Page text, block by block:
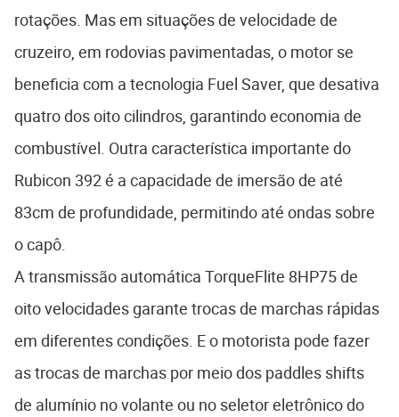
rotações. Mas em situações de velocidade de
cruzeiro, em rodovias pavimentadas, o motor se
beneficia com a tecnologia Fuel Saver, que desativa
quatro dos oito cilindros, garantindo economia de
combustível. Outra característica importante do
Rubicon 392 é a capacidade de imersão de até
83cm de profundidade, permitindo até ondas sobre
o capô.
A transmissão automática TorqueFlite 8HP75 de
oito velocidades garante trocas de marchas rápidas
em diferentes condições. E o motorista pode fazer
as trocas de marchas por meio dos paddles shifts
de alumínio no volante ou no seletor eletrônico do